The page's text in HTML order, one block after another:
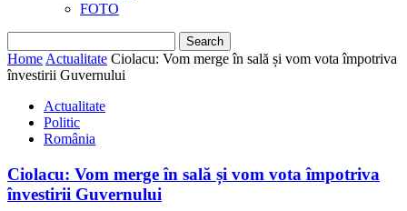
FOTO
Home Actualitate Ciolacu: Vom merge în sală și vom vota împotriva
învestirii Guvernului
Actualitate
Politic
România
Ciolacu: Vom merge în sală și vom vota împotriva
învestirii Guvernului